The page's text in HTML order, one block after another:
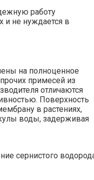
работу
и не нуждается в
на полноценное
примесей из
отличаются
Поверхность
в растениях,
воды, задерживая
сернистого